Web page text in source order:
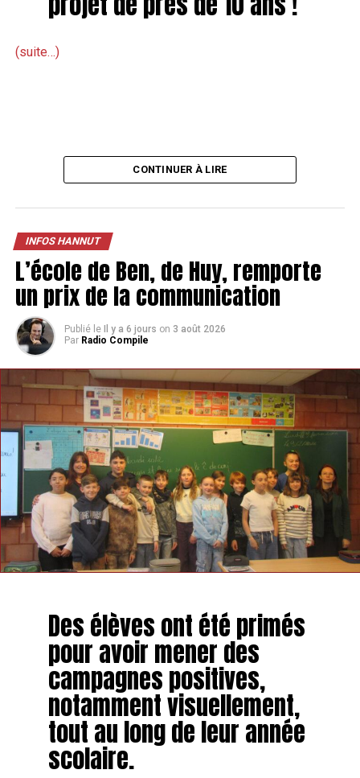
(suite…)
CONTINUER À LIRE
INFOS HANNUT
L’école de Ben, de Huy, remporte
un prix de la communication
Publié le Il y a 6 jours on 3 août 2026
Par Radio Compile
Des élèves ont été primés
pour avoir mener des
campagnes positives,
notamment visuellement,
tout au long de leur année
scolaire.